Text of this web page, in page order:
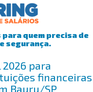
quem precisa de
segurança.
para
financeiras
Bauru/SP